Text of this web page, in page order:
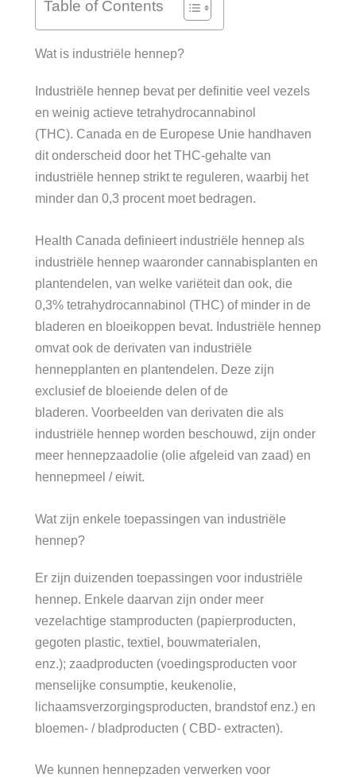
Table of Contents
Wat is industriële hennep?
Industriële hennep bevat per definitie veel vezels
en weinig actieve tetrahydrocannabinol
(THC). Canada en de Europese Unie handhaven
dit onderscheid door het THC-gehalte van
industriële hennep strikt te reguleren, waarbij het
minder dan 0,3 procent moet bedragen.
Health Canada definieert industriële hennep als
industriële hennep waaronder cannabisplanten en
plantendelen, van welke variëteit dan ook, die
0,3% tetrahydrocannabinol (THC) of minder in de
bladeren en bloeikoppen bevat. Industriële hennep
omvat ook de derivaten van industriële
hennepplanten en plantendelen. Deze zijn
exclusief de bloeiende delen of de
bladeren. Voorbeelden van derivaten die als
industriële hennep worden beschouwd, zijn onder
meer hennepzaadolie (olie afgeleid van zaad) en
hennepmeel / eiwit.
Wat zijn enkele toepassingen van industriële
hennep?
Er zijn duizenden toepassingen voor industriële
hennep. Enkele daarvan zijn onder meer
vezelachtige stamproducten (papierproducten,
gegoten plastic, textiel, bouwmaterialen,
enz.); zaadproducten (voedingsproducten voor
menselijke consumptie, keukenolie,
lichaamsverzorgingsproducten, brandstof enz.) en
bloemen- / bladproducten ( CBD- extracten).
We kunnen hennepzaden verwerken voor